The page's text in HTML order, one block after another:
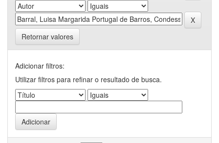
Retornar valores
Adicionar filtros:
Utilizar filtros para refinar o resultado de busca.